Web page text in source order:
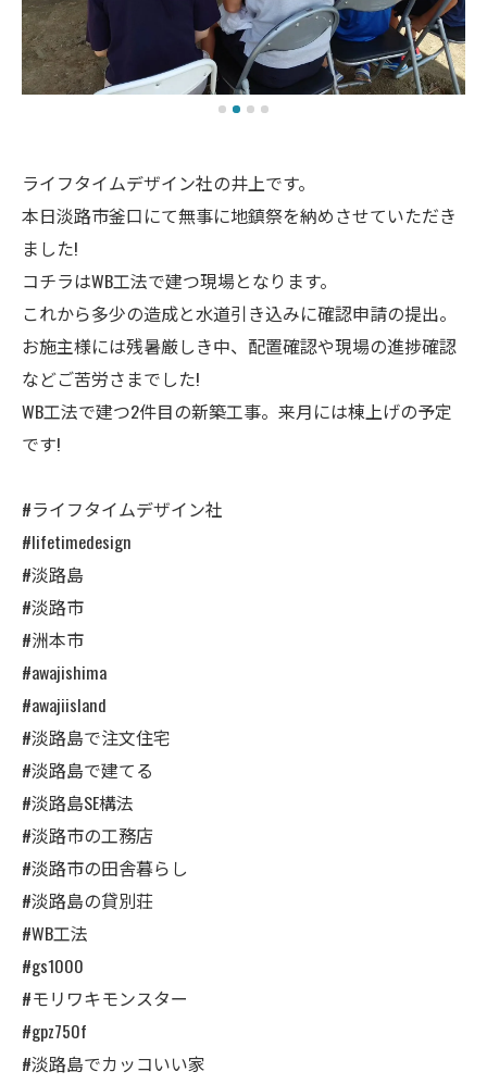
ライフタイムデザイン社の井上です。
本日淡路市釜口にて無事に地鎮祭を納めさせていただき
ました!
コチラはWB工法で建つ現場となります。
これから多少の造成と水道引き込みに確認申請の提出。
お施主様には残暑厳しき中、配置確認や現場の進捗確認
などご苦労さまでした!
WB工法で建つ2件目の新築工事。来月には棟上げの予定
です!
#ライフタイムデザイン社
#lifetimedesign
#淡路島
#淡路市
#洲本市
#awajishima
#awajiisland
#淡路島で注文住宅
#淡路島で建てる
#淡路島SE構法
#淡路市の工務店
#淡路市の田舎暮らし
#淡路島の貸別荘
#WB工法
#gs1000
#モリワキモンスター
#gpz750f
#淡路島でカッコいい家